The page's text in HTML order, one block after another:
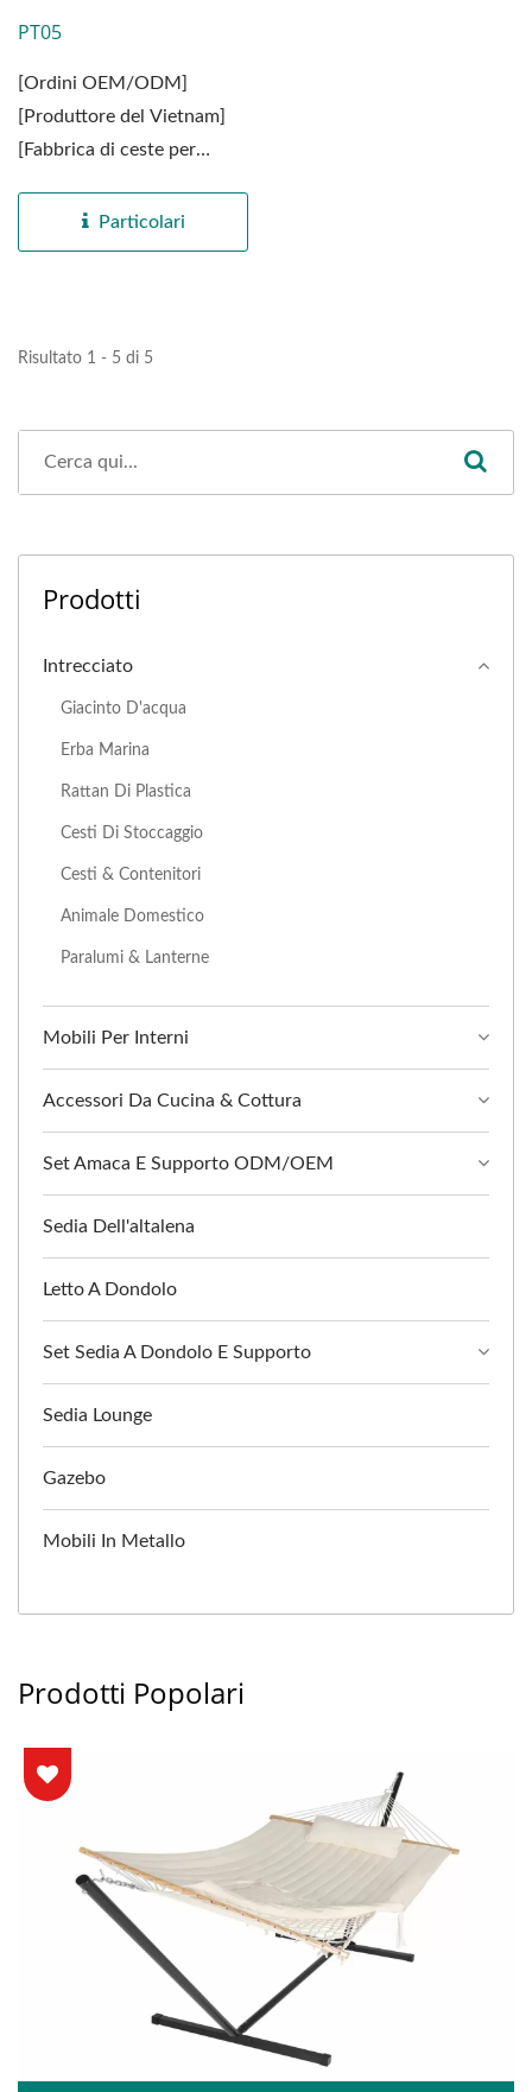
PT05
[Ordini OEM/ODM]
[Produttore del Vietnam]
[Fabbrica di ceste per
personalizzabile...
Particolari
Risultato 1 - 5 di 5
Prodotti
Intrecciato
Giacinto D'acqua
Erba Marina
Rattan Di Plastica
Cesti Di Stoccaggio
Cesti & Contenitori
Animale Domestico
Paralumi & Lanterne
Mobili Per Interni
Accessori Da Cucina & Cottura
Set Amaca E Supporto ODM/OEM
Sedia Dell'altalena
Letto A Dondolo
Set Sedia A Dondolo E Supporto
Sedia Lounge
Gazebo
Mobili In Metallo
Prodotti Popolari